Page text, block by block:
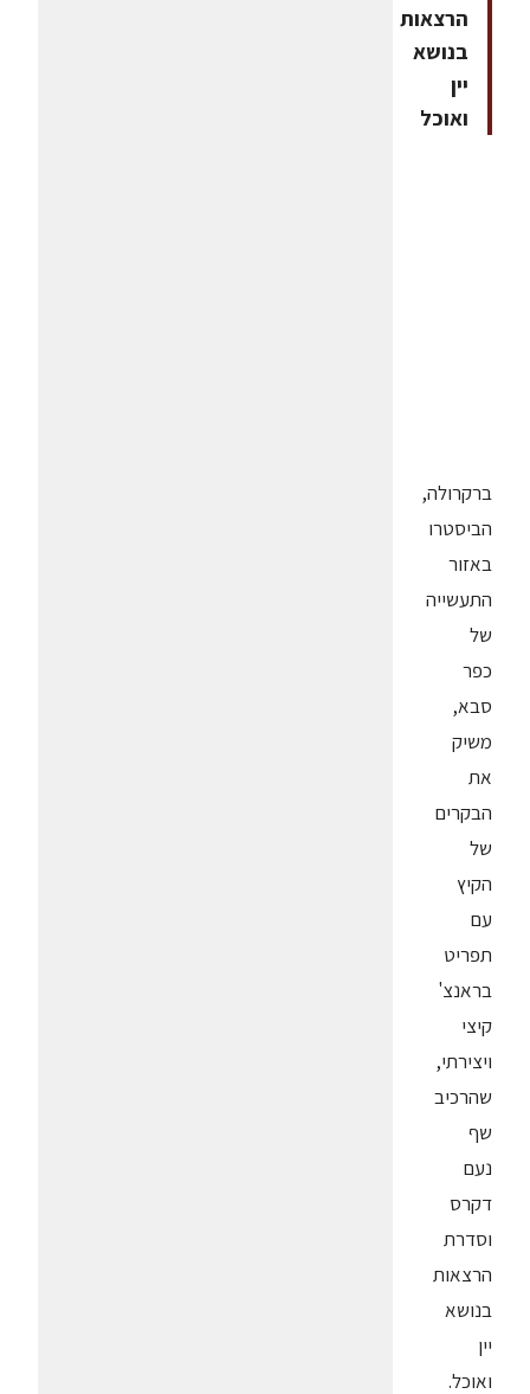
הרצאות
בנושא
יין
ואוכל
ברקרולה,
הביסטרו
באזור
התעשייה
של
כפר
סבא,
משיק
את
הבקרים
של
הקיץ
עם
תפריט
בראנצ'
קיצי
ויצירתי,
שהרכיב
שף
נעם
דקרס
וסדרת
הרצאות
בנושא
יין
ואוכל.